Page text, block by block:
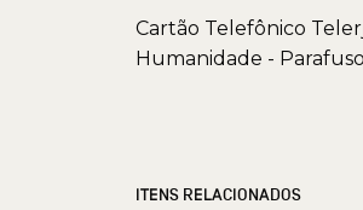
Cartão Telefônico
Humanidade -
ITENS RELACIONADOS